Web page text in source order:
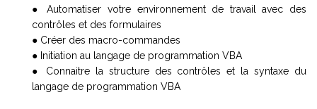
● Automatiser votre environnement de travail avec des
contrôles et des formulaires
● Créer des macro-commandes
● Initiation au langage de programmation VBA
● Connaitre la structure des contrôles et la syntaxe du
langage de programmation VBA